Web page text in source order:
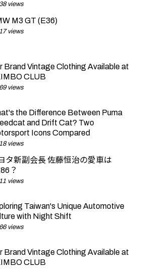
views
M3 GT (E36)
views
Brand Vintage Clothing Available at
CLUB
views
the Difference Between Puma
and Drift Cat? Two
Icons Compared
views
タ新副会長 佐藤恒治の愛車は
？
views
Taiwan's Unique Automotive
with Night Shift
views
Brand Vintage Clothing Available at
CLUB